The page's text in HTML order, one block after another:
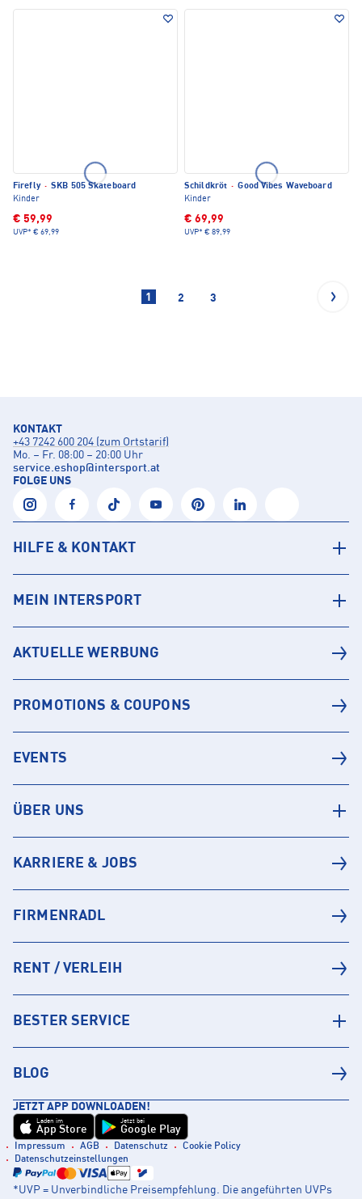
Firefly · SKB 505 Skateboard
Kinder
€ 59,99
UVP* € 69,99
Schildkröt · Good Vibes Waveboard
Kinder
€ 69,99
UVP* € 89,99
1 2 3
KONTAKT
+43 7242 600 204 (zum Ortstarif)
Mo. – Fr. 08:00 – 20:00 Uhr
service.eshop@intersport.at
FOLGE UNS
HILFE & KONTAKT
MEIN INTERSPORT
AKTUELLE WERBUNG
PROMOTIONS & COUPONS
EVENTS
ÜBER UNS
KARRIERE & JOBS
FIRMENRADL
RENT / VERLEIH
BESTER SERVICE
BLOG
JETZT APP DOWNLOADEN!
Laden im
App Store
Jetzt bei
Google Play
Impressum AGB Datenschutz
Cookie Policy
Datenschutzeinstellungen
*UVP = Unverbindliche Preisempfehlung. Die angeführten UVPs